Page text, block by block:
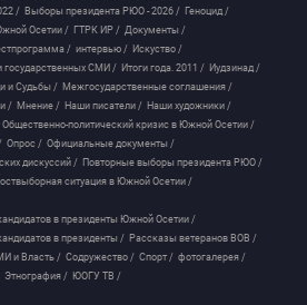
/ Выборы президента РЮО - 2026 / Геноцид /
Осетии / ГТРК ИР / Документы /
/ интервью / Искуство /
государственных СМИ / Итоги года. 2011 / Иудзинад /
и Судьбы / Межгосударственные соглашения /
/ Мнение / Наши писатели / Наши художники /
Общественно-политический кризис в Южной Осетии /
Опрос / Официальные документы /
дискуссий / Повторные выборы президента РЮО /
ситуация в Южной Осетии /
в президенты Южной Осетии /
в президенты / Рассказы ветеранов ВОВ /
и Власть / Содружество / Спорт / фотогалерея /
Этнография / ЮОГУ ТВ /